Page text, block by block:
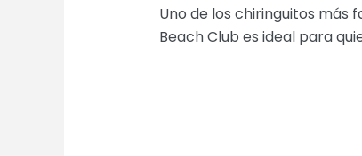
Uno de los chiringuitos más
Beach Club es ideal para